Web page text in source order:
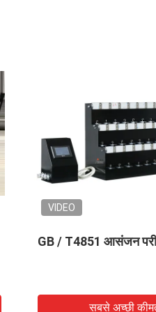
29 गेंद के साथ PT-6030 आसंजन
सबसे अच्छी कीमत